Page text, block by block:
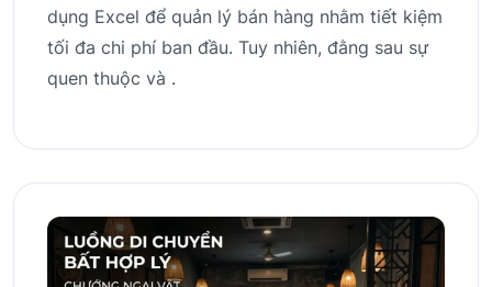
dụng Excel để quản lý bán hàng nhằm tiết kiệm
tối đa chi phí ban đầu. Tuy nhiên, đằng sau sự
quen thuộc và .